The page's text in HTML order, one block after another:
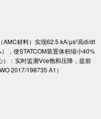
AMC材料）实现62.5 kA/μs²高di/dt
，使STATCOM装置体积缩小40%
）：实时监测Vce饱和压降，提前
2017/198735 A1）